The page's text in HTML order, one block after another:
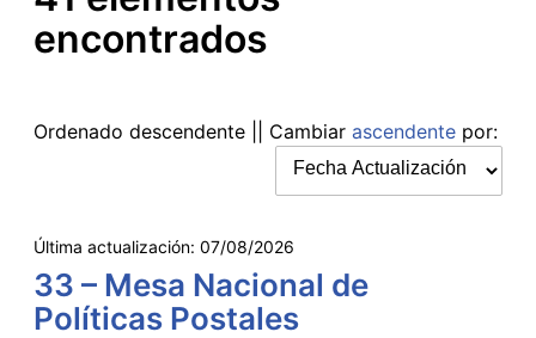
encontrados
Ordenado descendente || Cambiar ascendente por:
Última actualización: 07/08/2026
33 – Mesa Nacional de
Políticas Postales